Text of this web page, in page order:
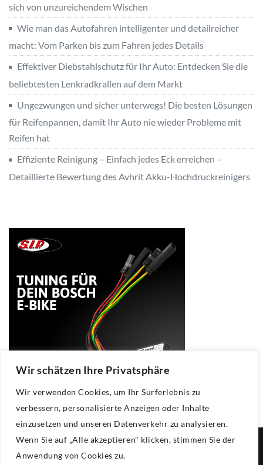
Wir schätzen Ihre Privatsphäre
Wir verwenden Cookies, um Ihr Surferlebnis zu
verbessern, personalisierte Anzeigen oder Inhalte
einzusetzen und unseren Datenverkehr zu analysieren.
Wenn Sie auf „Alle akzeptieren" klicken, stimmen Sie der
Anwendung von Cookies zu.
sich von unzureichendem Wischen
Wie man das Autofahren intelligenter und detailreicher
macht: Vom Parken bis zum Fahren jedes Details
Effektiver Diebstahlschutz für Ihr Auto: Entdecken Sie die
beliebtesten Lenkradkrallen auf dem Markt
Ungezwungen und sicher unterwegs! Die besten Lösungen
für Reifenpannen, damit Ihr Auto nie wieder Probleme mit
Reifen hat
Effiziente Reinigung – Einfach jedes Eck erreichen –
Detaillierte Bewertung des Avhrit Akku-Hochdruckreinigers
Copyright © 2025Kfz Pfandleihhaus